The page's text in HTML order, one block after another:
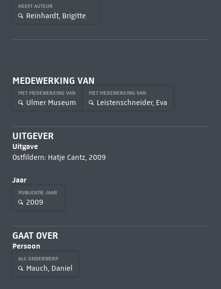
HEEFT AUTEUR
Reinhardt, Brigitte
MEDEWERKING VAN
MET MEDEWERKING VAN
Ulmer Museum
MET MEDEWERKING VAN
Leistenschneider, Eva
UITGEVER
Uitgave
Ostfildern: Hatje Cantz, 2009
Jaar
PUBLICATIE JAAR
2009
GAAT OVER
Persoon
ALS ONDERWERP
Mauch, Daniel